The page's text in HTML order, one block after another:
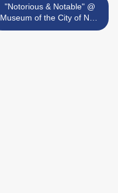
"Notorious & Notable" @
Museum of the City of New
York >